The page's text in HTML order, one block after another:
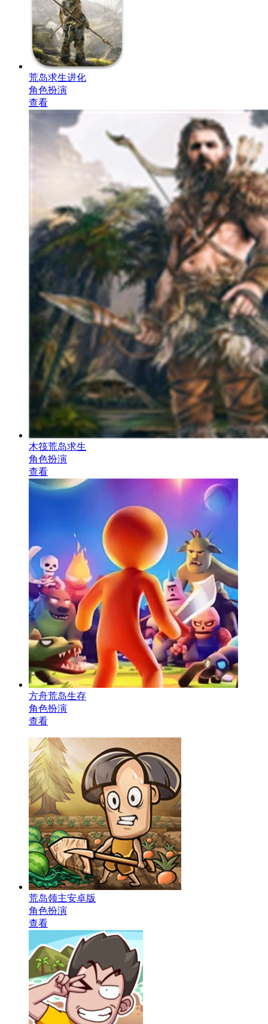
荒岛求生进化
角色扮演
查看
木筏荒岛求生
角色扮演
查看
方舟荒岛生存
角色扮演
查看
荒岛领主安卓版
角色扮演
查看